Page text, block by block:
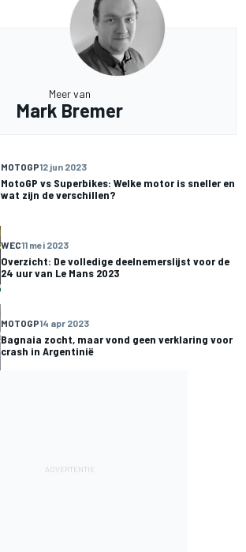
Meer van
Mark Bremer
MOTOGP12 jun 2023
MotoGP vs Superbikes: Welke motor is sneller en
wat zijn de verschillen?
WEC11 mei 2023
Overzicht: De volledige deelnemerslijst voor de
24 uur van Le Mans 2023
MOTOGP14 apr 2023
Bagnaia zocht, maar vond geen verklaring voor
crash in Argentinië